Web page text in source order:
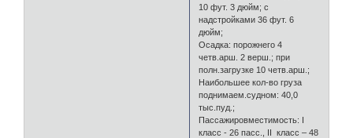
10 фут. 3 дюйм; с
надстройками 36 фут. 6
дюйм;
Осадка: порожнего 4
четв.арш. 2 верш.; при
полн.загрузке 10 четв.арш.;
Наибольшее кол-во груза
поднимаем.судном: 40,0
тыс.пуд.;
Пассажировместимость: I
класс - 26 пасс., II класс – 48